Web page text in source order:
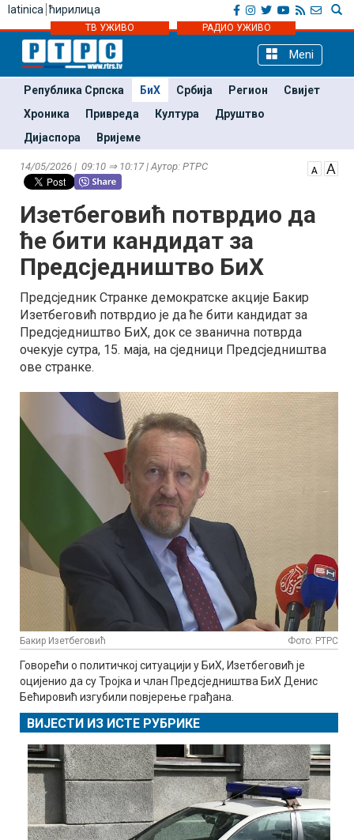
latinica ћирилица
ТВ УЖИВО РАДИО УЖИВО
Meni
Република Српска БиХ Србија Регион
Свијет
Хроника
Привреда Култура
Друштво
Дијаспора
Вријеме
14/05/2026 | 09:10 ⇒ 10:17 | Аутор: РТРС
Изетбеговић потврдио да
ће бити кандидат за
Предсједништво БиХ
Предсједник Странке демократске акције Бакир
Изетбеговић потврдио је да ће бити кандидат за
Предсједништво БиХ, док се званична потврда
очекује сутра, 15. маја, на сједници Предсједништва
ове странке.
Бакир Изетбеговић Фото: РТРС
Говорећи о политичкој ситуацији у БиХ, Изетбеговић је
оцијенио да су Тројка и члан Предсједништва БиХ Денис
Бећировић изгубили повјерење грађана.
ВИЈЕСТИ ИЗ ИСТЕ РУБРИКЕ